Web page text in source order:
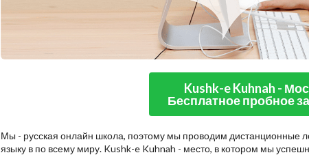
Kushk-e Kuhnah -
Бесплатное пробное
Мы - русская онлайн школа, поэтому мы проводим дистанционные
языку в по всему миру. Kushk-e Kuhnah - место, в котором мы